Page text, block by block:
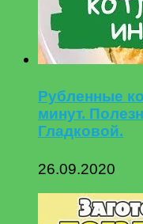
Рубленные
минут.
Гладковой.
26.09.2020